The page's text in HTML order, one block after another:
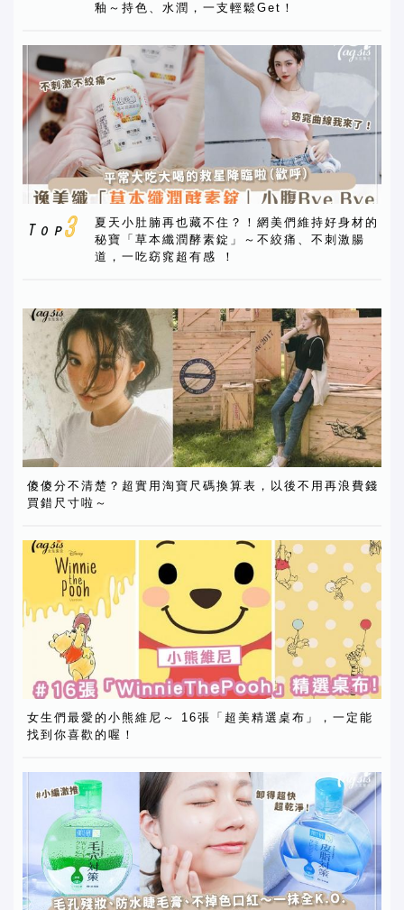
釉～持色、水潤，一支輕鬆Get！
夏天小肚腩再也藏不住？！網美們維持好身材的
秘寶「草本纖潤酵素錠」～不絞痛、不刺激腸
道，一吃窈窕超有感 ！
傻傻分不清楚？超實用淘寶尺碼換算表，以後不用再浪費錢
買錯尺寸啦～
女生們最愛的小熊維尼～ 16張「超美精選桌布」，一定能
找到你喜歡的喔！